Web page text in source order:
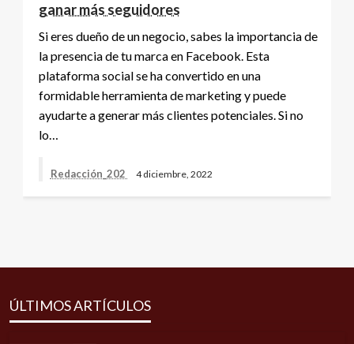
ganar más seguidores
Si eres dueño de un negocio, sabes la importancia de
la presencia de tu marca en Facebook. Esta
plataforma social se ha convertido en una
formidable herramienta de marketing y puede
ayudarte a generar más clientes potenciales. Si no
lo…
Redacción_202 4 diciembre, 2022
ÚLTIMOS ARTÍCULOS